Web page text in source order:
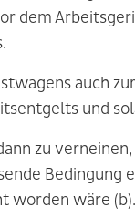
dem
auch
und
zu
Bedingung
worden wäre (b).